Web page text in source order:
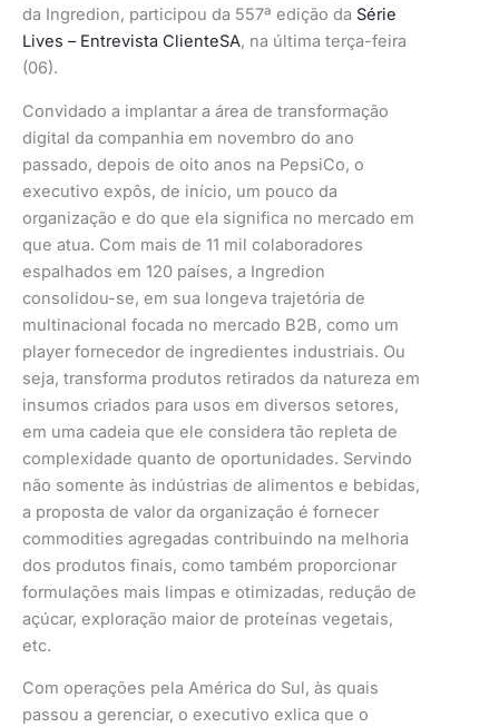
da Ingredion, participou da 557ª edição da Série
Lives – Entrevista ClienteSA, na última terça-feira
(06).
Convidado a implantar a área de transformação
digital da companhia em novembro do ano
passado, depois de oito anos na PepsiCo, o
executivo expôs, de início, um pouco da
organização e do que ela significa no mercado em
que atua. Com mais de 11 mil colaboradores
espalhados em 120 países, a Ingredion
consolidou-se, em sua longeva trajetória de
multinacional focada no mercado B2B, como um
player fornecedor de ingredientes industriais. Ou
seja, transforma produtos retirados da natureza em
insumos criados para usos em diversos setores,
em uma cadeia que ele considera tão repleta de
complexidade quanto de oportunidades. Servindo
não somente às indústrias de alimentos e bebidas,
a proposta de valor da organização é fornecer
commodities agregadas contribuindo na melhoria
dos produtos finais, como também proporcionar
formulações mais limpas e otimizadas, redução de
açúcar, exploração maior de proteínas vegetais,
etc.
Com operações pela América do Sul, às quais
passou a gerenciar, o executivo exlica que o